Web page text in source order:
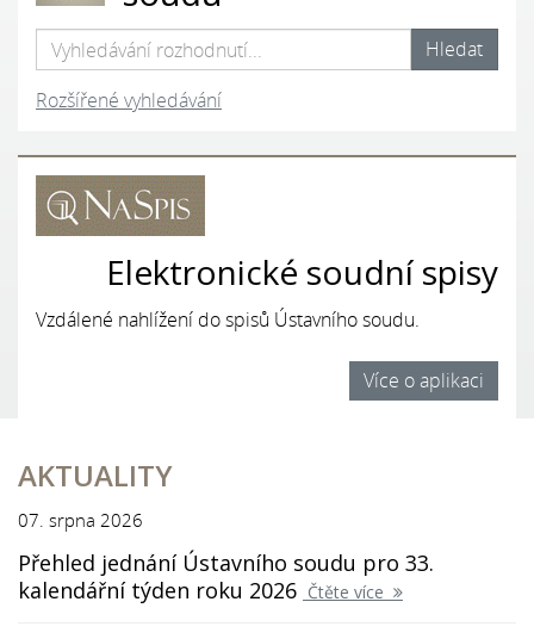
Rozšířené vyhledávání
Elektronické soudní spisy
Vzdálené nahlížení do spisů Ústavního soudu.
Více o aplikaci
AKTUALITY
07. srpna 2026
Přehled jednání Ústavního soudu pro 33.
kalendářní týden roku 2026 Čtěte více